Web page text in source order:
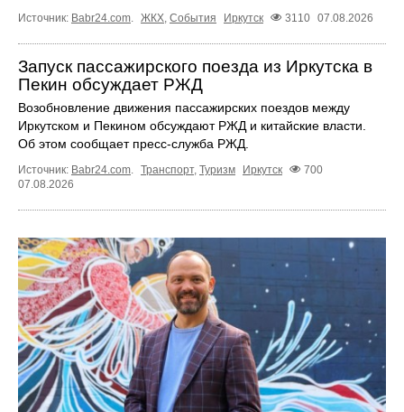
Источник: Babr24.com ЖКХ События Иркутск 3110 07.08.2026
Запуск пассажирского поезда из Иркутска в
Пекин обсуждает РЖД
Возобновление движения пассажирских поездов между
Иркутском и Пекином обсуждают РЖД и китайские власти.
Об этом сообщает пресс‑служба РЖД.
Источник: Babr24.com. Транспорт, Туризм Иркутск
700
07.08.2026